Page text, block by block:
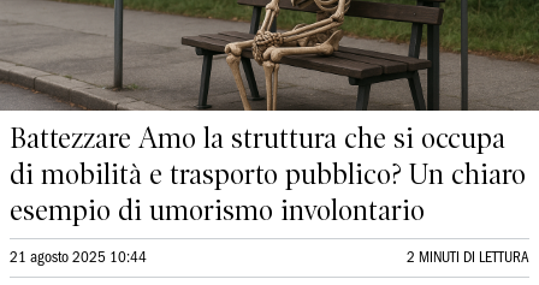
Battezzare Amo la struttura che si occupa
di mobilità e trasporto pubblico? Un chiaro
esempio di umorismo involontario
21 agosto 2025 10:44 2 MINUTI DI LETTURA